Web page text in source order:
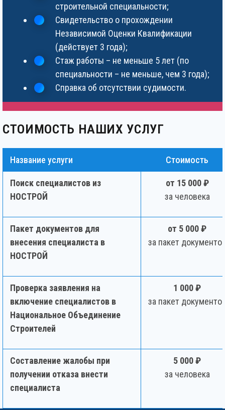
строительной специальности;
Свидетельство о прохождении
Независимой Оценки Квалификации
(действует 3 года);
Стаж работы – не меньше 5 лет (по
специальности – не меньше, чем 3 года);
Справка об отсутствии судимости.
СТОИМОСТЬ НАШИХ УСЛУГ
Название услуги Стоимость
Поиск специалистов из
НОСТРОЙ
от 15 000 ₽
за человека
Пакет документов для
внесения специалиста в
НОСТРОЙ
от 5 000 ₽
за пакет
Проверка заявления на
включение специалистов в
Национальное Объединение
Строителей
1 000 ₽
за пакет
Составление жалобы при
получении отказа внести
специалиста
5 000 ₽
за человека